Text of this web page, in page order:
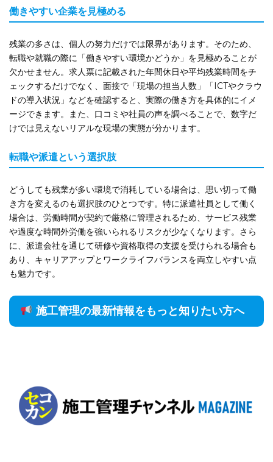
働きやすい企業を見極める
残業の多さは、個人の努力だけでは限界があります。そのため、
転職や就職の際に「働きやすい環境かどうか」を見極めることが
欠かせません。求人票に記載された年間休日や平均残業時間をチ
ェックするだけでなく、面接で「現場の担当人数」「ICTやクラウ
ドの導入状況」などを確認すると、実際の働き方を具体的にイメ
ージできます。また、口コミや社員の声を調べることで、数字だ
けでは見えないリアルな現場の実態が分かります。
転職や派遣という選択肢
どうしても残業が多い環境で消耗している場合は、思い切って働
き方を変えるのも選択肢のひとつです。特に派遣社員として働く
場合は、労働時間が契約で厳格に管理されるため、サービス残業
や過度な時間外労働を強いられるリスクが少なくなります。さら
に、派遣会社を通じて研修や資格取得の支援を受けられる場合も
あり、キャリアアップとワークライフバランスを両立しやすい点
も魅力です。
施工管理の最新情報をもっと知りたい方へ